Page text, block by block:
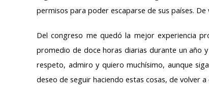
permisos para poder escaparse de sus países. De
Del congreso me quedó la mejor experiencia
promedio de doce horas diarias durante un año
respeto, admiro y quiero muchísimo, aunque
deseo de seguir haciendo estas cosas, de volver